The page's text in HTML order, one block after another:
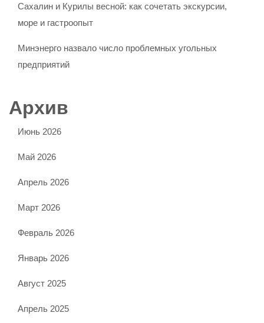
Сахалин и Курилы весной: как сочетать экскурсии,
море и гастроопыт
Минэнерго назвало число проблемных угольных
предприятий
Архив
Июнь 2026
Май 2026
Апрель 2026
Март 2026
Февраль 2026
Январь 2026
Август 2025
Апрель 2025